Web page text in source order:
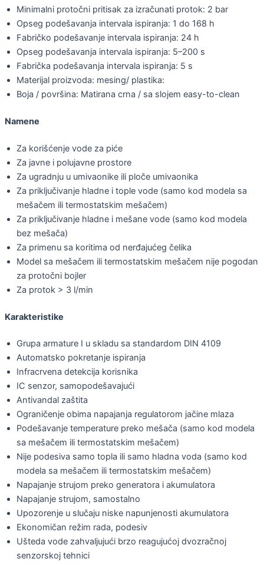
Minimalni protočni pritisak za izračunati protok: 2 bar
Opseg podešavanja intervala ispiranja: 1 do 168 h
Fabričko podešavanje intervala ispiranja: 24 h
Opseg podešavanja intervala ispiranja: 5–200 s
Fabrička podešavanja intervala ispiranja: 5 s
Materijal proizvoda: mesing/ plastika:
Boja / površina: Matirana crna / sa slojem easy-to-clean
Namene
Za korišćenje vode za piće
Za javne i polujavne prostore
Za ugradnju u umivaonike ili ploče umivaonika
Za priključivanje hladne i tople vode (samo kod modela sa
mešačem ili termostatskim mešačem)
Za priključivanje hladne i mešane vode (samo kod modela
bez mešača)
Za primenu sa koritima od nerđajućeg čelika
Model sa mešačem ili termostatskim mešačem nije pogodan
za protočni bojler
Za protok > 3 l/min
Karakteristike
Grupa armature I u skladu sa standardom DIN 4109
Automatsko pokretanje ispiranja
Infracrvena detekcija korisnika
IC senzor, samopodešavajući
Antivandal zaštita
Ograničenje obima napajanja regulatorom jačine mlaza
Podešavanje temperature preko mešača (samo kod modela
sa mešačem ili termostatskim mešačem)
Nije podesiva samo topla ili samo hladna voda (samo kod
modela sa mešačem ili termostatskim mešačem)
Napajanje strujom preko generatora i akumulatora
Napajanje strujom, samostalno
Upozorenje u slučaju niske napunjenosti akumulatora
Ekonomičan režim rada, podesiv
Ušteda vode zahvaljujući brzo reagujućoj dvozračnoj
senzorskoj tehnici